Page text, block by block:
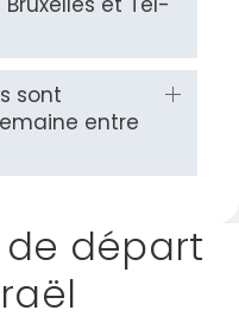
sont
entre
de départ
Apple